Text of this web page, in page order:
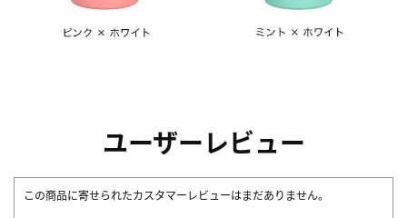
ユーザーレビュー
この商品に寄せられたカスタマーレビューはまだありません。